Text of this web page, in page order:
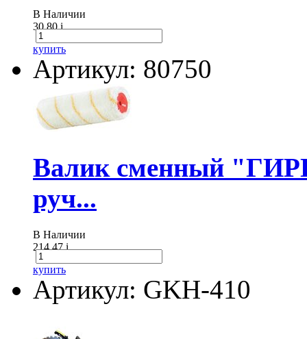
В Наличии
30.80i
купить
Артикул: 80750
Валик сменный
руч...
В Наличии
214.47i
купить
Артикул: GKH-410